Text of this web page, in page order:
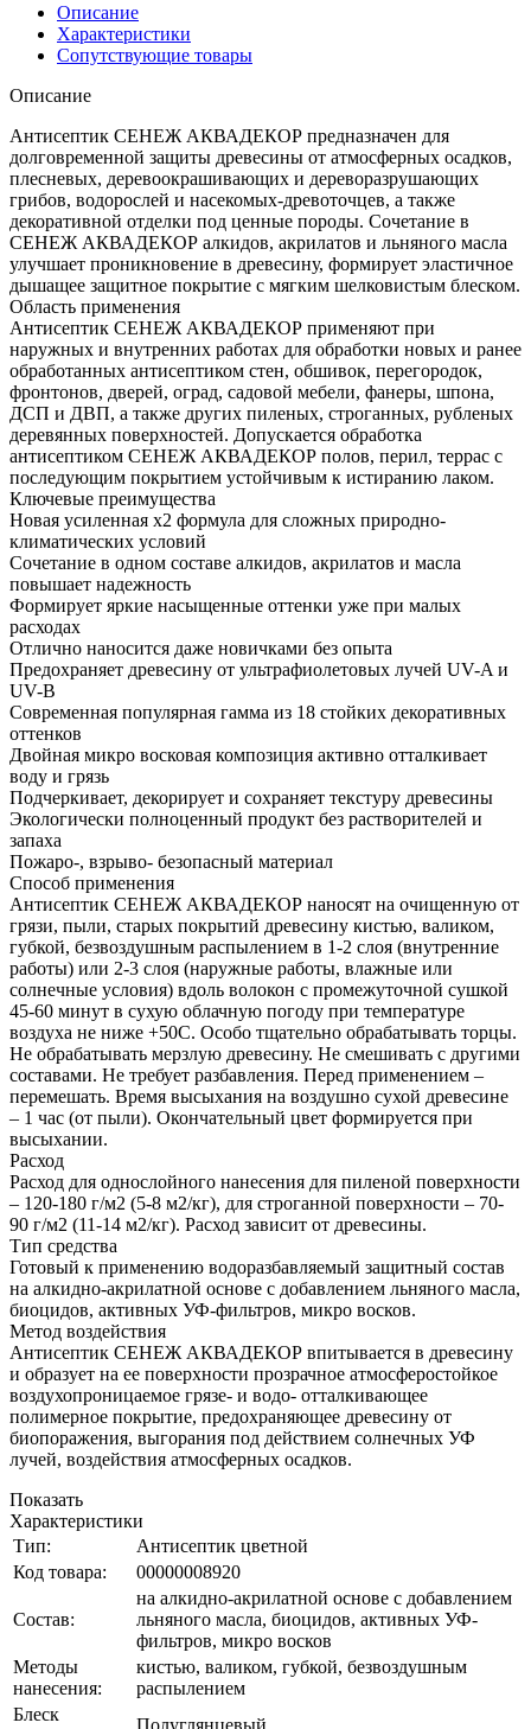
Описание
Характеристики
Сопутствующие товары
Описание
Антисептик СЕНЕЖ АКВАДЕКОР предназначен для
долговременной защиты древесины от атмосферных осадков,
плесневых, деревоокрашивающих и дереворазрушающих
грибов, водорослей и насекомых-древоточцев, а также
декоративной отделки под ценные породы. Сочетание в
СЕНЕЖ АКВАДЕКОР алкидов, акрилатов и льняного масла
улучшает проникновение в древесину, формирует эластичное
дышащее защитное покрытие с мягким шелковистым блеском.
Область применения
Антисептик СЕНЕЖ АКВАДЕКОР применяют при
наружных и внутренних работах для обработки новых и ранее
обработанных антисептиком стен, обшивок, перегородок,
фронтонов, дверей, оград, садовой мебели, фанеры, шпона,
ДСП и ДВП, а также других пиленых, строганных, рубленых
деревянных поверхностей. Допускается обработка
антисептиком СЕНЕЖ АКВАДЕКОР полов, перил, террас с
последующим покрытием устойчивым к истиранию лаком.
Ключевые преимущества
Новая усиленная х2 формула для сложных природно-
климатических условий
Сочетание в одном составе алкидов, акрилатов и масла
повышает надежность
Формирует яркие насыщенные оттенки уже при малых
расходах
Отлично наносится даже новичками без опыта
Предохраняет древесину от ультрафиолетовых лучей UV-A и
UV-B
Современная популярная гамма из 18 стойких декоративных
оттенков
Двойная микро восковая композиция активно отталкивает
воду и грязь
Подчеркивает, декорирует и сохраняет текстуру древесины
Экологически полноценный продукт без растворителей и
запаха
Пожаро-, взрыво- безопасный материал
Способ применения
Антисептик СЕНЕЖ АКВАДЕКОР наносят на очищенную от
грязи, пыли, старых покрытий древесину кистью, валиком,
губкой, безвоздушным распылением в 1-2 слоя (внутренние
работы) или 2-3 слоя (наружные работы, влажные или
солнечные условия) вдоль волокон с промежуточной сушкой
45-60 минут в сухую облачную погоду при температуре
воздуха не ниже +50С. Особо тщательно обрабатывать торцы.
Не обрабатывать мерзлую древесину. Не смешивать с другими
составами. Не требует разбавления. Перед применением –
перемешать. Время высыхания на воздушно сухой древесине
– 1 час (от пыли). Окончательный цвет формируется при
высыхании.
Расход
Расход для однослойного нанесения для пиленой поверхности
– 120-180 г/м2 (5-8 м2/кг), для строганной поверхности – 70-
90 г/м2 (11-14 м2/кг). Расход зависит от древесины.
Тип средства
Готовый к применению водоразбавляемый защитный состав
на алкидно-акрилатной основе с добавлением льняного масла,
биоцидов, активных УФ-фильтров, микро восков.
Метод воздействия
Антисептик СЕНЕЖ АКВАДЕКОР впитывается в древесину
и образует на ее поверхности прозрачное атмосферостойкое
воздухопроницаемое грязе- и водо- отталкивающее
полимерное покрытие, предохраняющее древесину от
биопоражения, выгорания под действием солнечных УФ
лучей, воздействия атмосферных осадков.
Показать
Характеристики
Тип:
Антисептик цветной
Код товара:
00000008920
Состав:
на алкидно-акрилатной основе с добавлением
льняного масла, биоцидов, активных УФ-
фильтров, микро восков
Методы
нанесения:
кистью, валиком, губкой, безвоздушным
распылением
Блеск
Полуглянцевый